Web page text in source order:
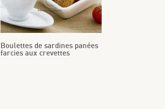
Boulettes de sardines panées
farcies aux crevettes